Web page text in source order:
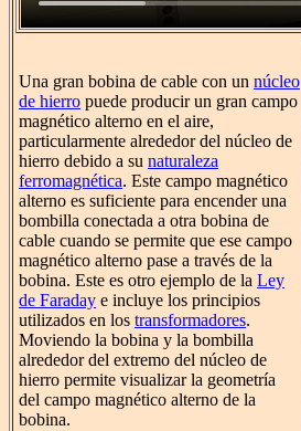
Una gran bobina de cable con un núcleo
de hierro puede producir un gran campo
magnético alterno en el aire,
particularmente alrededor del núcleo de
hierro debido a su naturaleza
ferromagnética. Este campo magnético
alterno es suficiente para encender una
bombilla conectada a otra bobina de
cable cuando se permite que ese campo
magnético alterno pase a través de la
bobina. Este es otro ejemplo de la Ley
de Faraday e incluye los principios
utilizados en los transformadores.
Moviendo la bobina y la bombilla
alrededor del extremo del núcleo de
hierro permite visualizar la geometría
del campo magnético alterno de la
bobina.